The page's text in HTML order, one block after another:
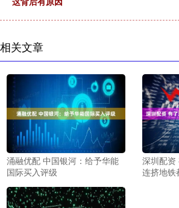
相关文章
涌融优配 中国银河：给予华能
国际买入评级
深圳配资
连挤地铁